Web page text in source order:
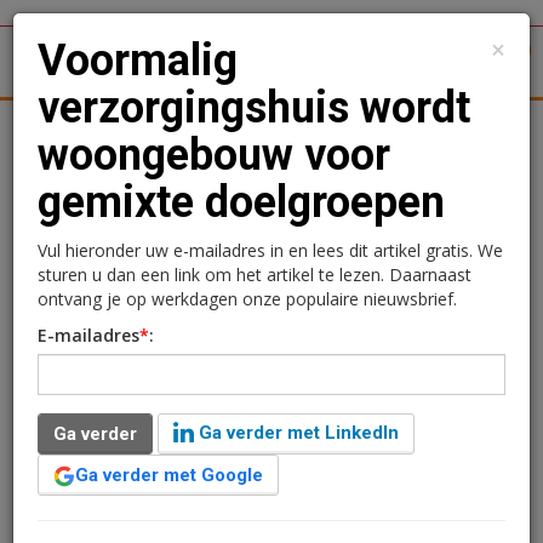
Woningmarkt
Voormalig
verzorgingshuis wordt
woongebouw voor
gemixte doelgroepen
Charlotte Bijenveld
14 november 2016 om 12:46
10 jaar geleden aangepast
2 minuten leestijd
De Amandelbloesem in Wormerveer deed voorheen
×
Voormalig
verzorgingshuis wordt
woongebouw voor
gemixte doelgroepen
Vul hieronder uw e-mailadres in en lees dit artikel gratis. We
sturen u dan een link om het artikel te lezen. Daarnaast
ontvang je op werkdagen onze populaire nieuwsbrief.
E-mailadres*:
Ga verder
Ga verder met LinkedIn
Ga verder met Google